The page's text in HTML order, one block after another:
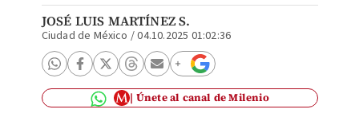
JOSÉ LUIS MARTÍNEZ S.
Ciudad de México /04.10.2025 01:02:36
Únete al canal de Milenio